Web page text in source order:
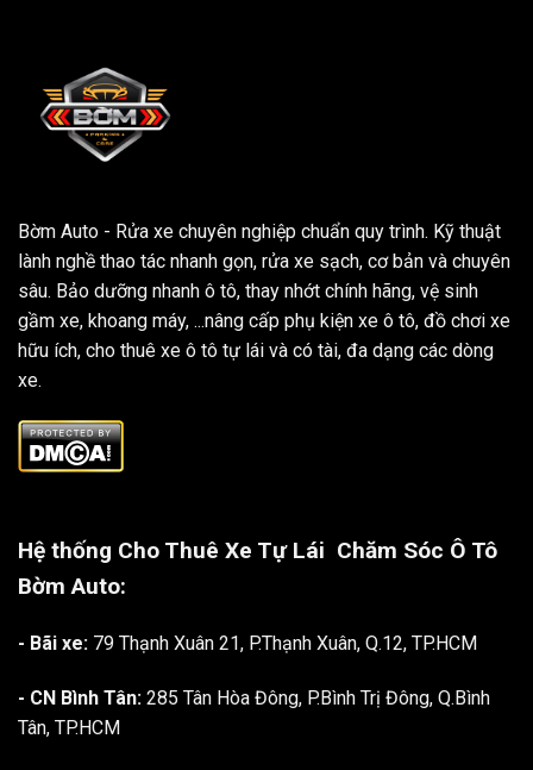
Bờm Auto - Rửa xe chuyên nghiệp chuẩn quy trình. Kỹ thuật
lành nghề thao tác nhanh gọn, rửa xe sạch, cơ bản và chuyên
sâu. Bảo dưỡng nhanh ô tô, thay nhớt chính hãng, vệ sinh
gầm xe, khoang máy, ...nâng cấp phụ kiện xe ô tô, đồ chơi xe
hữu ích, cho thuê xe ô tô tự lái và có tài, đa dạng các dòng
xe.
Hệ thống Cho Thuê Xe Tự Lái Chăm Sóc Ô Tô
Bờm Auto:
- Bãi xe: 79 Thạnh Xuân 21, P.Thạnh Xuân, Q.12, TP.HCM
- CN Bình Tân: 285 Tân Hòa Đông, P.Bình Trị Đông, Q.Bình
Tân, TP.HCM